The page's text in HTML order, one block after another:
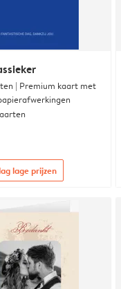
| Premium kaart met
lage prijzen